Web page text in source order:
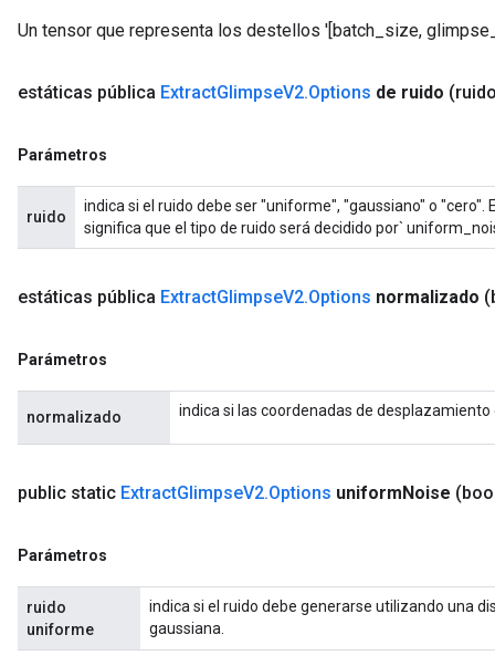
Un tensor que representa los destellos '[batch_size,
estáticas pública ExtractGlimpseV2.Options de ruido
Parámetros
ruido
indica si el ruido debe ser "uniforme", "gaussiano" o
significa que el tipo de ruido será decidido por`
estáticas pública ExtractGlimpseV2.Options normalizado
Parámetros
normalizado indica si las coordenadas de
public static ExtractGlimpseV2.Options uniformNoise
Parámetros
ruido
uniforme
indica si el ruido debe generarse utilizando una
gaussiana.